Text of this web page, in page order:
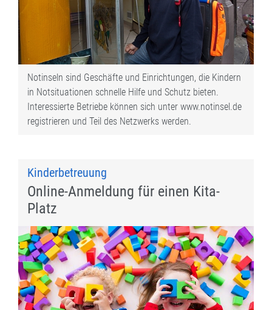
Notinseln sind Geschäfte und Einrichtungen, die Kindern
in Notsituationen schnelle Hilfe und Schutz bieten.
Interessierte Betriebe können sich unter www.notinsel.de
registrieren und Teil des Netzwerks werden.
Kinderbetreuung
Online-Anmeldung für einen Kita-
Platz